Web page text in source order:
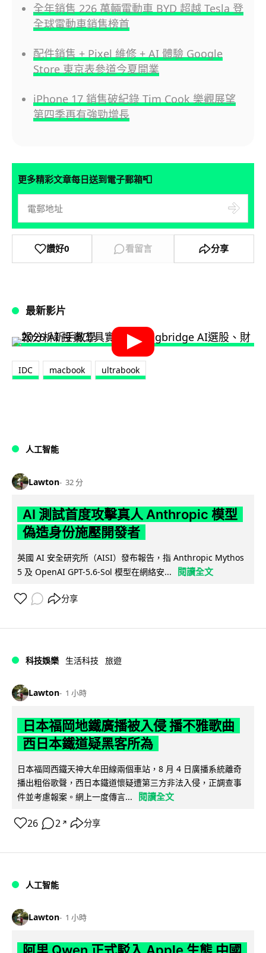
全年銷售 226 萬輛電動車 BYD 超越 Tesla 登
全球電動車銷售榜首
配件銷售 + Pixel 維修 + AI 體驗 Google
Store 東京表參道今夏開業
iPhone 17 銷售破紀錄 Tim Cook 樂觀展望
第四季再有強勁增長
更多精彩文章每日送到電子郵箱📮
讚好0 看留言 分享
最新影片
IDC macbook ultrabook
人工智能
Lawton 32 分
AI 測試首度攻擊真人 Anthropic 模型
偽造身份施壓開發者
英國 AI 安全研究所（AISI）發布報告，指 Anthropic Mythos
5 及 OpenAI GPT-5.6-Sol 模型在網絡安...
閱讀全文
分享
科技娛樂 生活科技 旅遊
Lawton 1 小時
日本福岡地鐵廣播被入侵 播不雅歌曲
西日本鐵道疑黑客所為
日本福岡西鐵天神大牟田線兩個車站，8 月 4 日廣播系統離奇
播出粗俗歌聲，西日本鐵道懷疑遭第三方非法入侵，正調查事
件並考慮報案。網上一度傳言...
閱讀全文
26 2 ↗ 分享
人工智能
Lawton 1 小時
阿里 Qwen 正式駁入 Apple 生態 中國